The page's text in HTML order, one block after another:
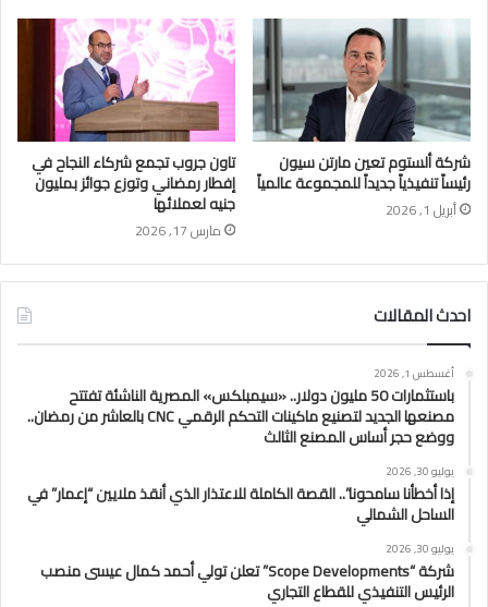
شركة ألستوم تعين مارتن سيون
رئيساً تنفيذياً جديداً للمجموعة عالمياً
أبريل 1, 2026
تاون جروب تجمع شركاء النجاح في
إفطار رمضاني وتوزع جوائز بمليون
جنيه لعملائها
مارس 17, 2026
احدث المقالات
أغسطس 1, 2026
باستثمارات 50 مليون دولار.. «سيمبلكس» المصرية الناشئة تفتتح
مصنعها الجديد لتصنيع ماكينات التحكم الرقمي CNC بالعاشر من رمضان..
ووضع حجر أساس المصنع الثالث
يوليو 30, 2026
إذا أخطأنا سامحونا”.. القصة الكاملة للاعتذار الذي أنقذ ملايين “إعمار” في
الساحل الشمالي
يوليو 30, 2026
شركة “Scope Developments” تعلن تولي أحمد كمال عيسى منصب
الرئيس التنفيذي للقطاع التجاري